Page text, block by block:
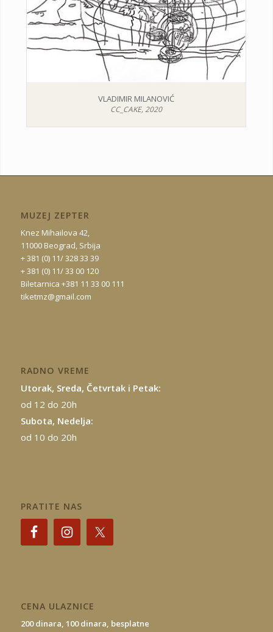
VLADIMIR MILANOVIĆ
CC_CAKE, 2020
MUZEJ ZEPTER
Knez Mihailova 42,
11000 Beograd, Srbija
+ 381 (0) 11/ 328 33 39
+ 381 (0) 11/ 33 00 120
Biletarnica +381 11 33 00 111
tiketmz@gmail.com
RADNO VREME
Utorak, Sreda, Četvrtak i Petak:
od 12 do 20h
Subota, Nedelja:
od 10 do 20h
PRATITE NAS
CENA ULAZNICE
200 dinara, 100 dinara, besplatne